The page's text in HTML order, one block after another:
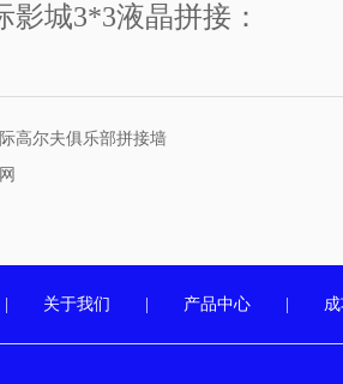
影城3*3液晶拼接：
高尔夫俱乐部拼接墙
关于我们 产品中心